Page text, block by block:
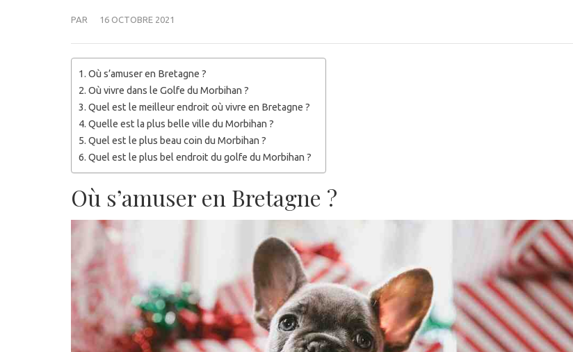
PAR 16 OCTOBRE 2021
Où s’amuser en Bretagne ?
Où vivre dans le Golfe du Morbihan ?
Quel est le meilleur endroit où vivre en Bretagne ?
Quelle est la plus belle ville du Morbihan ?
Quel est le plus beau coin du Morbihan ?
Quel est le plus bel endroit du golfe du Morbihan ?
Où s’amuser en Bretagne ?